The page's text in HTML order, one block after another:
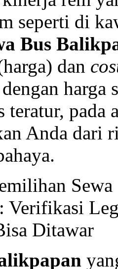
seperti di
Bus
dan
dengan harga
teratur,
Anda dari
Verifikasi
Ditawar